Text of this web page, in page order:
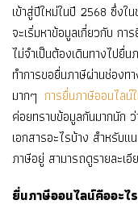
เข้าสู่ปีใหม่ในปี 2568 ซึ่งใ
จะเริ่มหาข้อมูลเกี่ยวกับ กา
ไม่จำเป็นต้องเดินทางไปยื่
ทำการขอยื่นภาษีผ่านช่องท
มากๆ การยื่นภาษีออนไลน์
ค่อยทราบข้อมูลกันมากนัก
เอกสารอะไรบ้าง สำหรับ
ภาษีอยู่ สามารถดูรายละเ
ยื่นภาษีออนไลน์คืออะไร